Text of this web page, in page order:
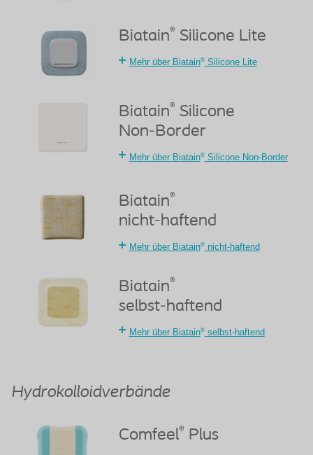
Biatain® Silicone Lite
Mehr über Biatain®Silicone Lite
Biatain® Silicone
Non-Border
Mehr über Biatain®Silicone Non-Border
Biatain®
nicht-haftend
Mehr über Biatain®nicht-haftend
Biatain®
selbst-haftend
Mehr über Biatain®selbst-haftend
Hydrokolloidverbände
Comfeel® Plus